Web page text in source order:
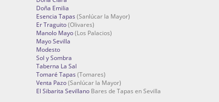
Doña Emilia
Esencia Tapas (Sanlúcar la Mayor)
Er Traguito(Olivares)
Manolo Mayo(Los Palacios)
Mayo Sevilla
Modesto
Sol y Sombra
Taberna La Sal
Tomaré Tapas (Tomares)
Venta Pazo(Sanlúcar la Mayor)
El Sibarita Sevillano Bares de Tapas en Sevilla